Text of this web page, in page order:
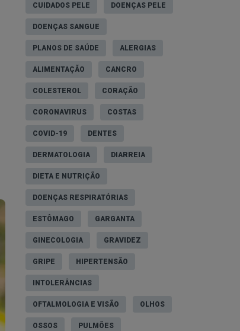
CUIDADOS PELE DOENÇAS PELE
DOENÇAS SANGUE
PLANOS DE SAÚDE ALERGIAS
ALIMENTAÇÃO CANCRO
COLESTEROL CORAÇÃO
CORONAVIRUS COSTAS
COVID-19 DENTES
DERMATOLOGIA DIARREIA
DIETA E NUTRIÇÃO
DOENÇAS RESPIRATÓRIAS
ESTÔMAGO GARGANTA
GINECOLOGIA GRAVIDEZ
GRIPE HIPERTENSÃO
INTOLERÂNCIAS
OFTALMOLOGIA E VISÃO OLHOS
OSSOS PULMÕES